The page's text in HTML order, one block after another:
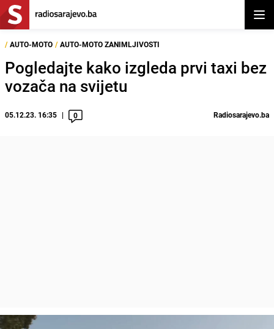
/ AUTO-MOTO / AUTO-MOTO ZANIMLJIVOSTI
Pogledajte kako izgleda prvi taxi bez
vozača na svijetu
05.12.23. 16:35 0 Radiosarajevo.ba